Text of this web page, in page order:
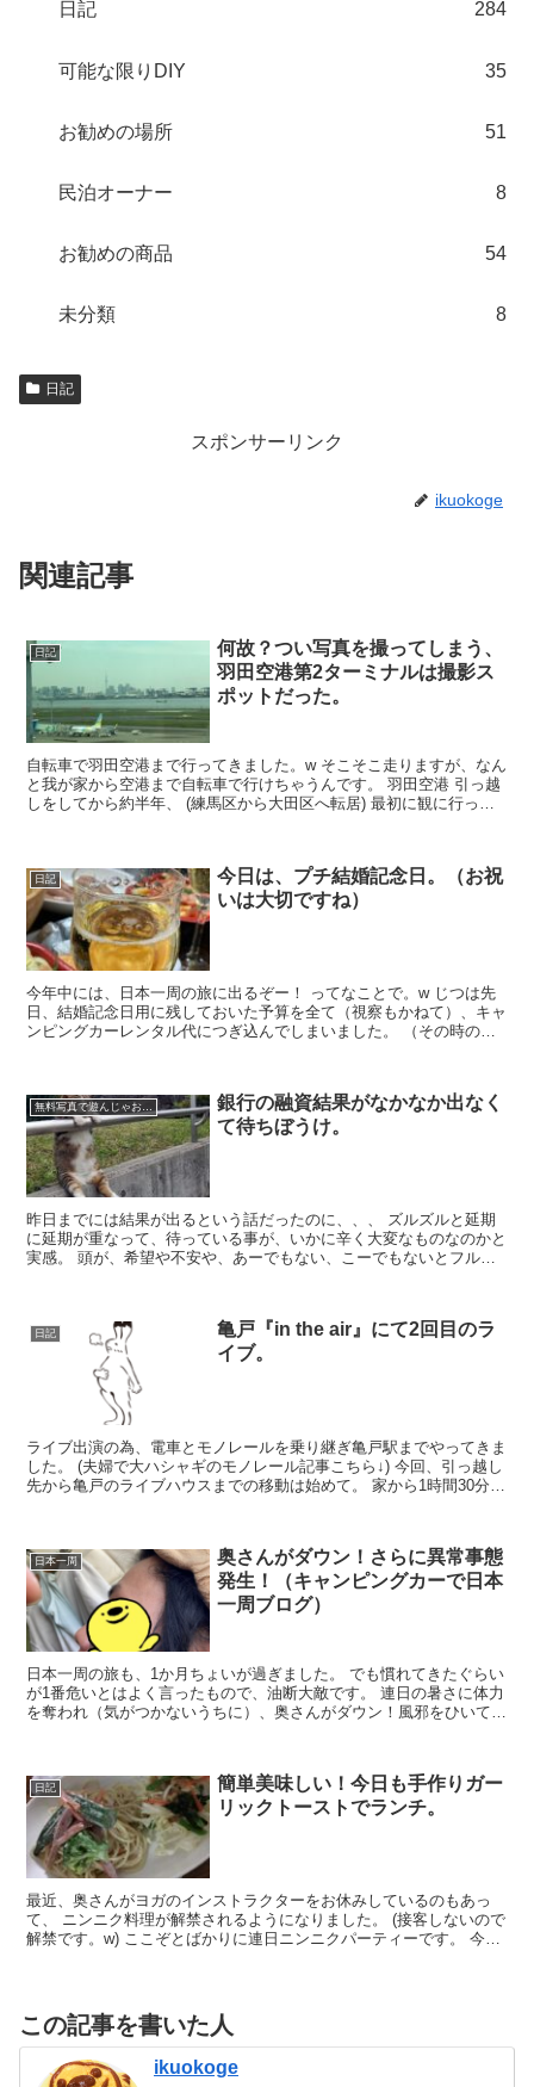
日記 284
可能な限りDIY 35
お勧めの場所 51
民泊オーナー 8
お勧めの商品 54
未分類 8
日記
スポンサーリンク
ikuokoge
関連記事
日記
何故？つい写真を撮ってしまう、
羽田空港第2ターミナルは撮影ス
ポットだった。
自転車で羽田空港まで行ってきました。w そこそこ走りますが、なん
と我が家から空港まで自転車で行けちゃうんです。 羽田空港 引っ越
しをしてから約半年、 (練馬区から大田区へ転居) 最初に観に行った
日記
今日は、プチ結婚記念日。（お祝
いは大切ですね）
今年中には、日本一周の旅に出るぞー！ ってなことで。w じつは先
日、結婚記念日用に残しておいた予算を全て（視察もかねて）、キャ
ンピングカーレンタル代につぎ込んでしまいました。 （その時の記
無料写真で遊んじゃおう！
銀行の融資結果がなかなか出なく
て待ちぼうけ。
昨日までには結果が出るという話だったのに、、、 ズルズルと延期
に延期が重なって、待っている事が、いかに辛く大変なものなのかと
実感。 頭が、希望や不安や、あーでもない、こーでもないとフル回
日記
亀戸『in the air』にて2回目のラ
イブ。
ライブ出演の為、電車とモノレールを乗り継ぎ亀戸駅までやってきま
した。 (夫婦で大ハシャギのモノレール記事こちら↓) 今回、引っ越し
先から亀戸のライブハウスまでの移動は始めて。 家から1時間30分程
日本一周
奥さんがダウン！さらに異常事態
発生！（キャンピングカーで日本
一周ブログ）
日本一周の旅も、1か月ちょいが過ぎました。 でも慣れてきたぐらい
が1番危いとはよく言ったもので、油断大敵です。 連日の暑さに体力
を奪われ（気がつかないうちに）、奥さんがダウン！風邪をひいてし
日記
簡単美味しい！今日も手作りガー
リックトーストでランチ。
最近、奥さんがヨガのインストラクターをお休みしているのもあっ
て、 ニンニク料理が解禁されるようになりました。 (接客しないので
解禁です。w) ここぞとばかりに連日ニンニクパーティーです。 今日
この記事を書いた人
ikuokoge